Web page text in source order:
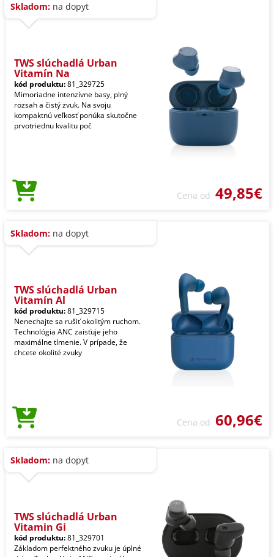
Skladom: na dopyt
TWS slúchadlá Urban
Vitamín Na
kód produktu:81_329725
Mimoriadne intenzívne basy, plný
rozsah a čistý zvuk. Na svoju
kompaktnú veľkosť ponúka skutočne
prvotriednu kvalitu poč
Cena od 49,85€
Skladom: na dopyt
TWS slúchadlá Urban
Vitamín Al
kód produktu:81_329715
Nenechajte sa rušiť okolitým ruchom.
Technológia ANC zaisťuje jeho
maximálne tlmenie. V prípade, že
chcete okolité zvuky
Cena od 60,96€
Skladom: na dopyt
TWS slúchadlá Urban
Vitamin Gi
kód produktu:81_329701
Základom perfektného zvuku je úplné